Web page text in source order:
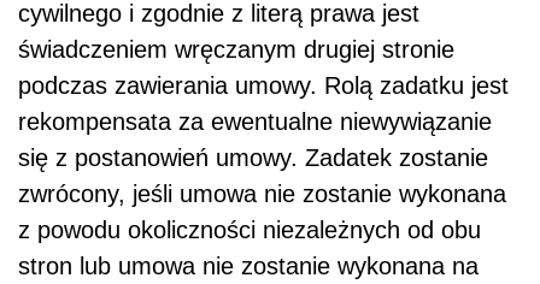
cywilnego i zgodnie z literą prawa jest
świadczeniem wręczanym drugiej stronie
podczas zawierania umowy. Rolą zadatku jest
rekompensata za ewentualne niewywiązanie
się z postanowień umowy. Zadatek zostanie
zwrócony, jeśli umowa nie zostanie wykonana
z powodu okoliczności niezależnych od obu
stron lub umowa nie zostanie wykonana na